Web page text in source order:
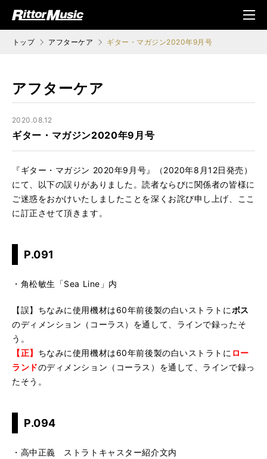
ジック (Rittor Musi
メニ
ュ
トップ アフターケア ギター・マガジン2020年9月号
アフターケア
2020.08.12
ギター・マガジン2020年9月号
『ギター・マガジン 2020年9月号』（2020年8月12日発売）
にて、以下の誤りがありました。読者ならびに関係者の皆様に
ご迷惑をおかけいたしましたことを深くお詫び申し上げ、ここ
に訂正させて頂きます。
P.091
・角松敏生「Sea Line」内
【誤】ちなみに使用機材は60年前後製の白いストラトにボス
のディメンション（コーラス）を通して、ラインで録ったそ
う。
【正】 ちなみに使用機材は60年前後製の白いストラトに ロー
ランドのディメンション（コーラス）を通して、ラインで録っ
たそう。
P.094
・高中正義 ストラトキャスター紹介文内